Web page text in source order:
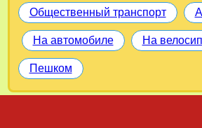
Общественный транспорт
На автомобиле На
Пешком